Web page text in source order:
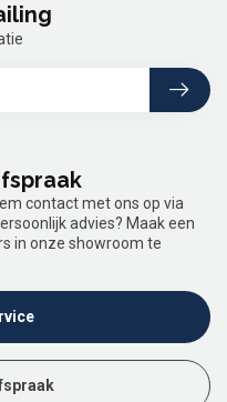
contact met ons op via
advies? Maak een
in onze showroom te